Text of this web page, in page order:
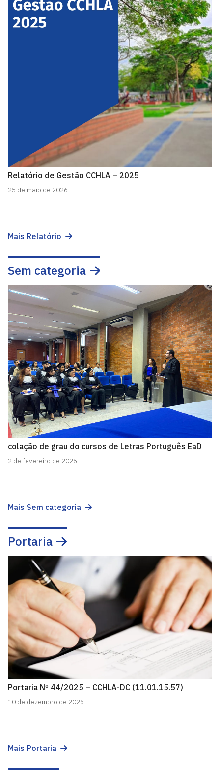
Relatório de Gestão CCHLA – 2025
25 de maio de 2026
Mais Relatório
Sem categoria
colação de grau do cursos de Letras Português EaD
2 de fevereiro de 2026
Mais Sem categoria
Portaria
Portaria Nº 44/2025 – CCHLA-DC (11.01.15.57)
10 de dezembro de 2025
Mais Portaria